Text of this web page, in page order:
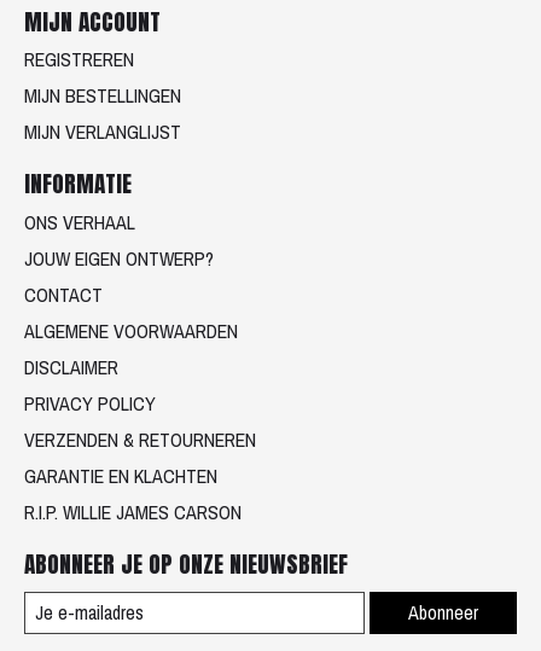
MIJN ACCOUNT
REGISTREREN
MIJN BESTELLINGEN
MIJN VERLANGLIJST
INFORMATIE
ONS VERHAAL
JOUW EIGEN ONTWERP?
CONTACT
ALGEMENE VOORWAARDEN
DISCLAIMER
PRIVACY POLICY
VERZENDEN & RETOURNEREN
GARANTIE EN KLACHTEN
R.I.P. WILLIE JAMES CARSON
ABONNEER JE OP ONZE NIEUWSBRIEF
Abonneer